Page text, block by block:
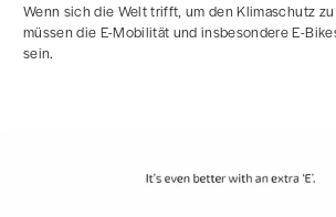
Wenn sich die Welt trifft, um den Klimaschutz
müssen die E-Mobilität und insbesondere E-
sein.